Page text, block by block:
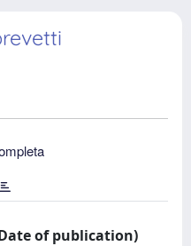
of publication)